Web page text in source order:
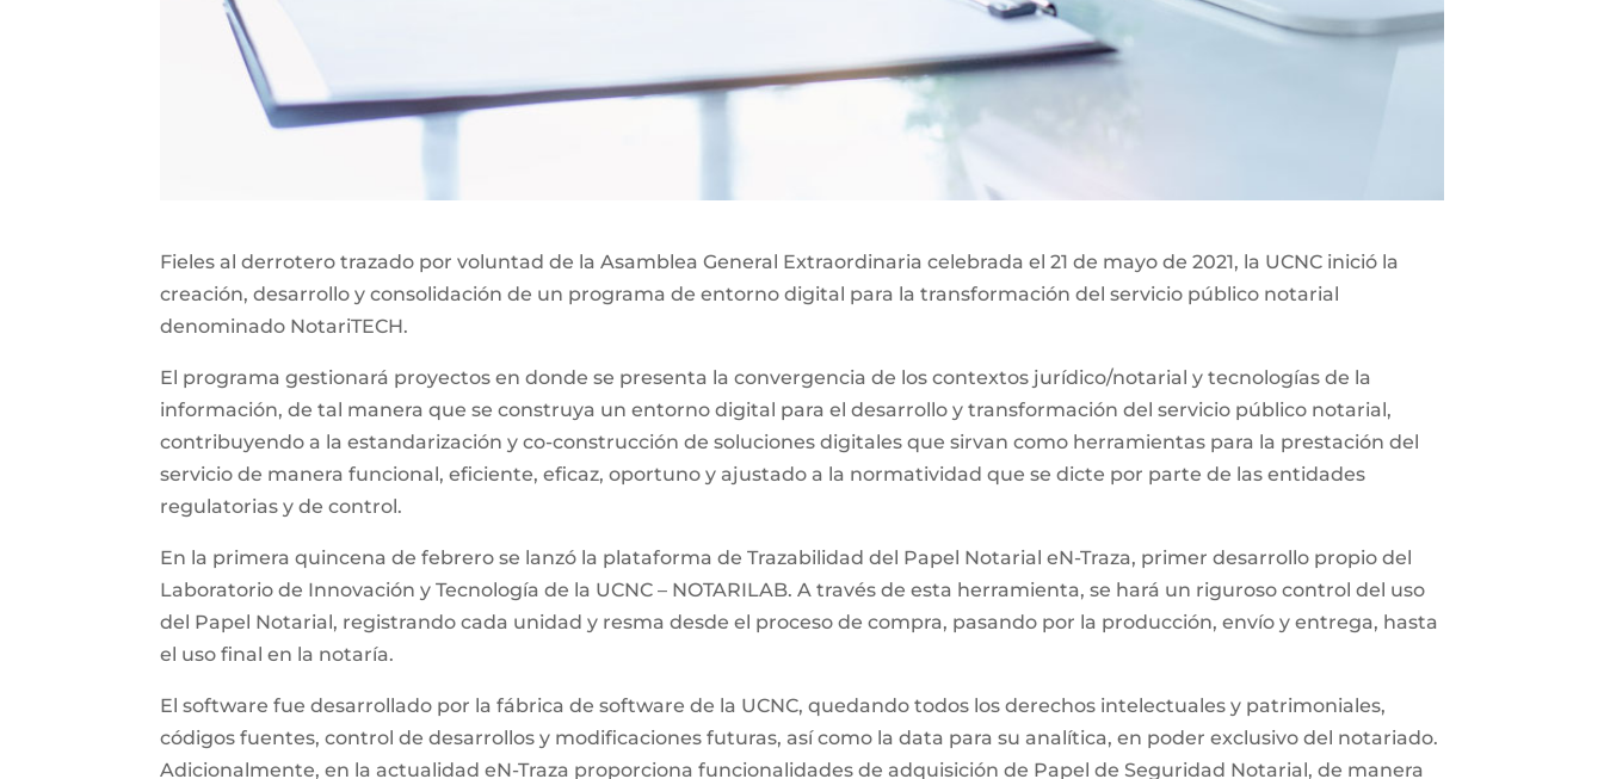
Fieles al derrotero trazado por voluntad de la Asamblea General Extraordinaria celebrada el 21 de mayo de 2021, la UCNC inició la
creación, desarrollo y consolidación de un programa de entorno digital para la transformación del servicio público notarial
denominado NotariTECH.
El programa gestionará proyectos en donde se presenta la convergencia de los contextos jurídico/notarial y tecnologías de la
información, de tal manera que se construya un entorno digital para el desarrollo y transformación del servicio público notarial,
contribuyendo a la estandarización y co-construcción de soluciones digitales que sirvan como herramientas para la prestación del
servicio de manera funcional, eficiente, eficaz, oportuno y ajustado a la normatividad que se dicte por parte de las entidades
regulatorias y de control.
En la primera quincena de febrero se lanzó la plataforma de Trazabilidad del Papel Notarial eN-Traza, primer desarrollo propio del
Laboratorio de Innovación y Tecnología de la UCNC – NOTARILAB. A través de esta herramienta, se hará un riguroso control del uso
del Papel Notarial, registrando cada unidad y resma desde el proceso de compra, pasando por la producción, envío y entrega, hasta
el uso final en la notaría.
El software fue desarrollado por la fábrica de software de la UCNC, quedando todos los derechos intelectuales y patrimoniales,
códigos fuentes, control de desarrollos y modificaciones futuras, así como la data para su analítica, en poder exclusivo del notariado.
Adicionalmente, en la actualidad eN-Traza proporciona funcionalidades de adquisición de Papel de Seguridad Notarial, de manera